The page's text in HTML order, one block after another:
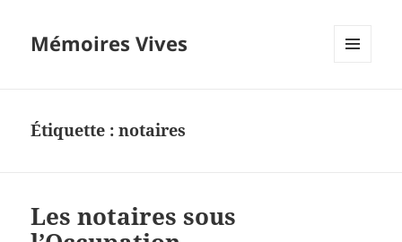
Mémoires Vives
Étiquette :notaires
Les notaires sous